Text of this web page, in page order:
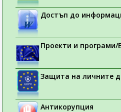
Достъп до
Проекти и програми/
Защита на личните
Антикорупция